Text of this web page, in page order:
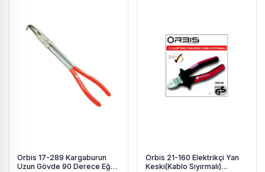
Orbis 17-289 Kargaburun
Uzun Gövde 90 Derece Eğri
Orbis 21-160 Elektrikçi Yan
Keski(Kablo Sıyırmalı)